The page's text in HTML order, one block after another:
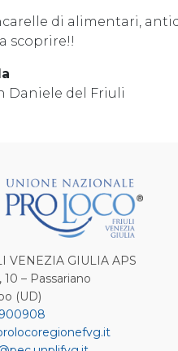
di alimentari,
scoprire!!
Daniele del Friuli
VENEZIA GIULIA APS
– Passariano
(UD)